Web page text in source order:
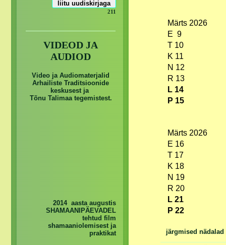
Märts 2026
E 9
T 10
K 11
N 12
R 13
L 14
P 15
Märts 2026
E 16
T 17
K 18
N 19
R 20
L 21
P 22
järgmised nädalad
211
VIDEOD JA
AUDIOD
Video ja Audiomaterjalid
Arhailiste Traditsioonide
keskusest ja
Tõnu Talimaa tegemistest.
2014 aasta augustis
SHAMAANIPÄEVADEL
tehtud film
shamaaniolemisest ja
praktikat